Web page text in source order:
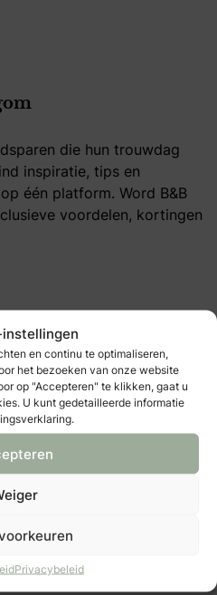
en continu te optimaliseren,
het bezoeken van onze website
op "Accepteren" te klikken, gaat u
U kunt gedetailleerde informatie
Privacybeleid
die hun trouwdag
inspiratie, tips en
één platform. Word B&B
voordelen, kortingen